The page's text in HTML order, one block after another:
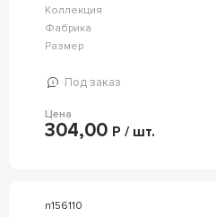
Коллекция
Фабрика
Размер
Под заказ
Цена
304,00 Р / шт.
n156110